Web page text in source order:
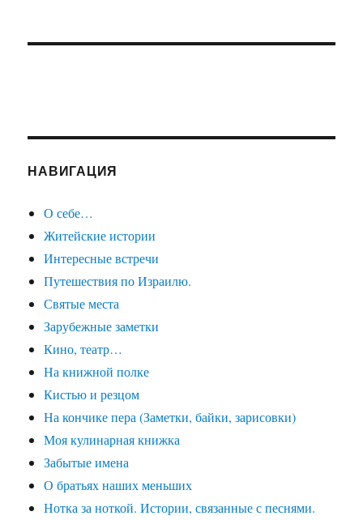
НАВИГАЦИЯ
О себе…
Житейские истории
Интересные встречи
Путешествия по Израилю.
Святые места
Зарубежные заметки
Кино, театр…
На книжной полке
Кистью и резцом
На кончике пера (Заметки, байки, зарисовки)
Моя кулинарная книжка
Забытые имена
О братьях наших меньших
Нотка за ноткой. Истории, связанные с песнями.